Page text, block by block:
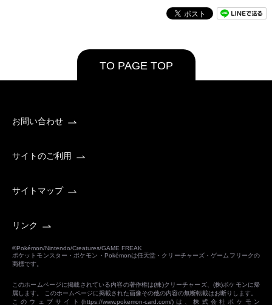
TO PAGE TOP
お問い合わせ
サイトのご利用
サイトマップ
リンク
©Pokémon/Nintendo/Creatures/GAME FREAK
ポケットモンスター・ポケモン・Pokémonは任天堂・クリーチャーズ・ゲームフリークの
商標です。
このホームページに掲載されている内容の著作権は(株)クリーチャーズ、(株)ポケモンに帰
属します。 このホームページに掲載された画像その他の内容の無断転載はお断りします。
このウェブサイト(https://www.pokemon-card.com/)は、株式会社ポケモン